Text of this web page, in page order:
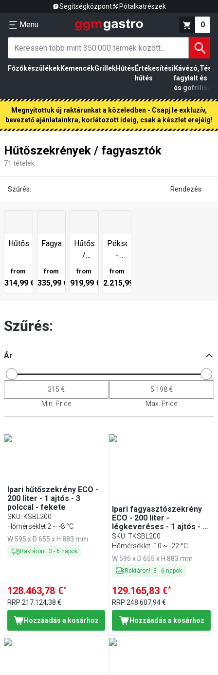
Segítségközpont Pótalkatrészek
Menu 0
FőzőkészülékekKemencékGrillekHűtés Értékesítési
hűtés
Kávézó,
fagylalt
és gofri
és
liszt
Megnyitottuk új raktárunkat a közeledben - Csapj le exkluzív,
bevezető ajánlatainkra, korlátozott ideig, csak a készlet erejéig!
Hűtőszekrények / fagyasztók
71 tételek
Szűrés: Rendezés
Hűtőszekrények
from
314,99 €
Fagyasztók
from
335,99 €
Hűtőszekrények
/
fagyasztók
Üveg
from
919,99 €
Pékség
-
Hűtőszekrények/fagyasztók
from
2.215,99 €
Szűrés:
Ár
Min. Price Max. Price
Ipari hűtőszekrény ECO -
200 liter - 1 ajtós - 3
polccal - fekete
SKU: KSBL200
Hőmérséklet 2 ~ -8 °C
W 595 x D 655 x H 883 mm
Raktáron!: 3 - 6 napok
128.463,78 €*
RRP 217.124,38 €
Hozzáadás a kosárhoz
Ipari fagyasztószekrény
ECO - 200 liter -
légkeveréses - 1 ajtós - 3
polccal - ABS belső
burkolat - fekete
SKU:TKSBL200
Hőmérséklet -10 ~ -22 °C
W 595 x D 655 x H 883 mm
Raktáron!: 3 - 6 napok
129.165,83 €*
RRP248.607,94 €
Hozzáadás a kosárhoz